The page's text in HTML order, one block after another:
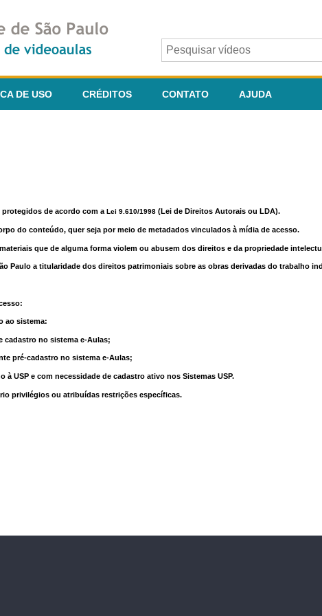
DE USO CRÉDITOS CONTATO AJUDA
de acordo com a Lei 9.610/1998 (Lei de Direitos Autorais ou LDA).
do conteúdo, quer seja por meio de metadados vinculados à mídia de acesso.
que de alguma forma violem ou abusem dos direitos e da propriedade
Paulo a titularidade dos direitos patrimoniais sobre as obras derivadas do trabalho
ao sistema:
cadastro no sistema e-Aulas;
pré-cadastro no sistema e-Aulas;
USP e com necessidade de cadastro ativo nos Sistemas USP.
privilégios ou atribuídas restrições específicas.